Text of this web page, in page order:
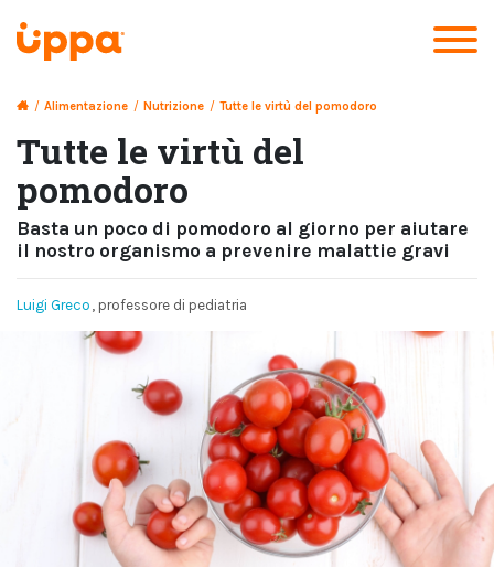
/ Alimentazione / Nutrizione / Tutte le virtù del pomodoro
Tutte le virtù del
pomodoro
Basta un poco di pomodoro al giorno per aiutare
il nostro organismo a prevenire malattie gravi
Luigi Greco , professore di pediatria